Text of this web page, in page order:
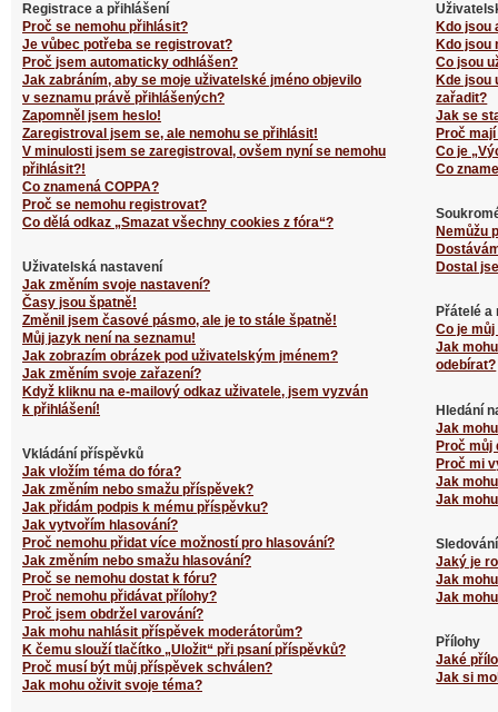
Registrace a přihlášení
Proč se nemohu přihlásit?
Je vůbec potřeba se registrovat?
Proč jsem automaticky odhlášen?
Jak zabráním, aby se moje uživatelské jméno objevilo
v seznamu právě přihlášených?
Zapomněl jsem heslo!
Zaregistroval jsem se, ale nemohu se přihlásit!
V minulosti jsem se zaregistroval, ovšem nyní se nemohu
přihlásit?!
Co znamená COPPA?
Proč se nemohu registrovat?
Co dělá odkaz „Smazat všechny cookies z fóra“?
Uživatelská nastavení
Jak změním svoje nastavení?
Časy jsou špatně!
Změnil jsem časové pásmo, ale je to stále špatně!
Můj jazyk není na seznamu!
Jak zobrazím obrázek pod uživatelským jménem?
Jak změním svoje zařazení?
Když kliknu na e-mailový odkaz uživatele, jsem vyzván
k přihlášení!
Vkládání příspěvků
Jak vložím téma do fóra?
Jak změním nebo smažu příspěvek?
Jak přidám podpis k mému příspěvku?
Jak vytvořím hlasování?
Proč nemohu přidat více možností pro hlasování?
Jak změním nebo smažu hlasování?
Proč se nemohu dostat k fóru?
Proč nemohu přidávat přílohy?
Proč jsem obdržel varování?
Jak mohu nahlásit příspěvek moderátorům?
K čemu slouží tlačítko „Uložit“ při psaní příspěvků?
Proč musí být můj příspěvek schválen?
Jak mohu oživit svoje téma?
Kdo jsou
Kdo jsou
Co jsou
Kde jsou
zařadit?
Jak se
Proč
Co je
Co
Nemůžu
Dostal
Přátelé a
Co je
Jak
odebírat?
Hledání
Jak
Proč můj
Proč mi
Jak
Jak
Jaký je
Jak
Jak
Přílohy
Jaké
Jak si